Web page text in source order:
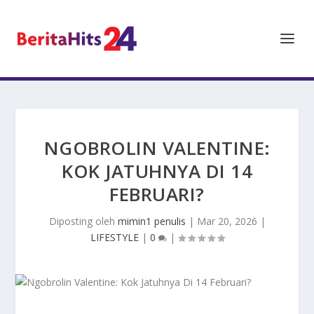
NGOBROLIN VALENTINE:
KOK JATUHNYA DI 14
FEBRUARI?
Diposting oleh mimin1 penulis | Mar 20, 2026 |
LIFESTYLE| 0 |